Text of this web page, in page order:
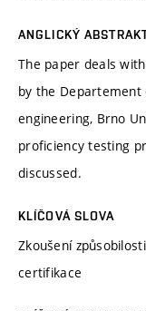
ANGLICKÝ
The paper deals
by the Departement
engineering, Brno
proficiency testing
discussed.
KLÍČOVÁ SLOVA
Zkoušení
certifikace